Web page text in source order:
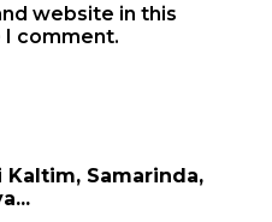
website in this
comment.
Samarinda,